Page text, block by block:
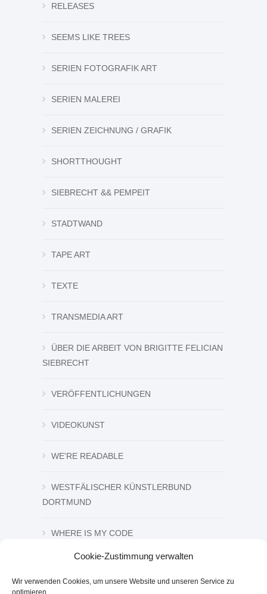
Cookie-Zustimmung verwalten
Wir verwenden Cookies, um unsere Website und unseren Service zu
optimieren.
RELEASES
SEEMS LIKE TREES
SERIEN FOTOGRAFIK ART
SERIEN MALEREI
SERIEN ZEICHNUNG / GRAFIK
SHORTTHOUGHT
SIEBRECHT && PEMPEIT
STADTWAND
TAPE ART
TEXTE
TRANSMEDIA ART
ÜBER DIE ARBEIT VON BRIGITTE FELICIAN
SIEBRECHT
VERÖFFENTLICHUNGEN
VIDEOKUNST
WE'RE READABLE
WESTFÄLISCHER KÜNSTLERBUND
DORTMUND
WHERE IS MY CODE
ZEICHNUNG UND GRAFIK